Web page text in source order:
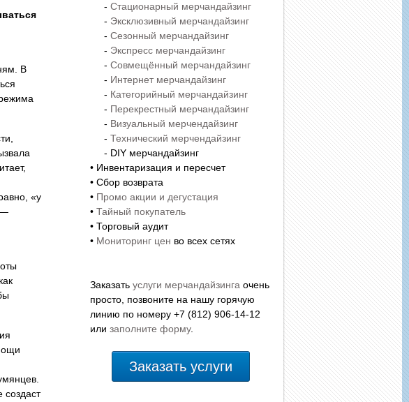
В
«у
—
- Стационарный мерчандайзинг
- Эксклюзивный мерчандайзинг
- Сезонный мерчандайзинг
- Экспресс мерчандайзинг
- Совмещённый мерчандайзинг
- Интернет мерчандайзинг
- Категорийный мерчандайзинг
- Перекрестный мерчандайзинг
- Визуальный мерчендайзинг
- Технический мерчендайзинг
- DIY мерчандайзинг
• Инвентаризация и пересчет
• Сбор возврата
• Промо акции и дегустация
• Тайный покупатель
• Торговый аудит
• Мониторинг цен во всех сетях
Заказать услуги мерчандайзинга очень
просто, позвоните на нашу горячую
линию по номеру +7 (812) 906-14-12
или заполните форму.
Заказать услуги